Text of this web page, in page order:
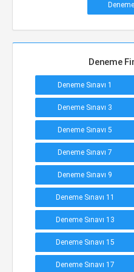
Deneme
Deneme Sınavı 1
Deneme Sınavı 3
Deneme Sınavı 5
Deneme Sınavı 7
Deneme Sınavı 9
Deneme Sınavı 11
Deneme Sınavı 13
Deneme Sınavı 15
Deneme Sınavı 17